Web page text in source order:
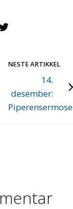
NESTE ARTIKKEL
14.
desember:
Piperensermose